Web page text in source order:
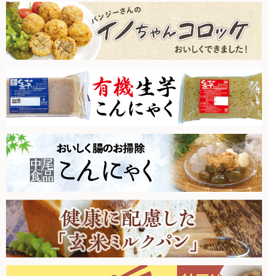
オルター品もの
取扱店のご紹介
新規募集中！
フランチャイズビジネス
定期購入について
た。
2026.1.24【毎週土曜日更新！】品ものアイテムを更新しまし
た。
2026.1.17【毎週土曜日更新！】品ものアイテムを更新しまし
た。
2026.1.10【毎週土曜日更新！】品ものアイテムを更新しまし
た。
2025.12.27【毎週土曜日更新！】品ものアイテムを更新しま
した。
2025.12.20【毎週土曜日更新！】品ものアイテムを更新しま
した。
2025.12.13【毎週土曜日更新！】品ものアイテムを更新しま
した。
2025.12.6【毎週土曜日更新！】品ものアイテムを更新しまし
2025.11.29【毎週土曜日更新！】品ものアイテムを更新しま
した。
2025.11.22【毎週土曜日更新！】品ものアイテムを更新しま
した。
2025.11.15【毎週土曜日更新！】品ものアイテムを更新しま
した。